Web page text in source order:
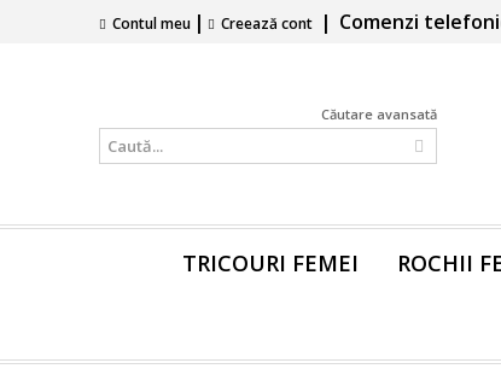
Contul meu | Creează cont | Comenzi
Căutare avansată
TRICOURI FEMEI ROCHII